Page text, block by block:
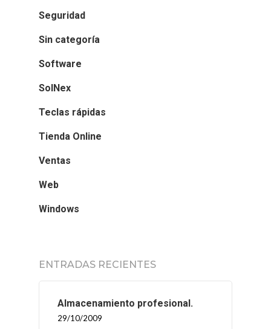
Seguridad
Sin categoría
Software
SolNex
Teclas rápidas
Tienda Online
Ventas
Web
Windows
ENTRADAS RECIENTES
Almacenamiento profesional.
29/10/2009